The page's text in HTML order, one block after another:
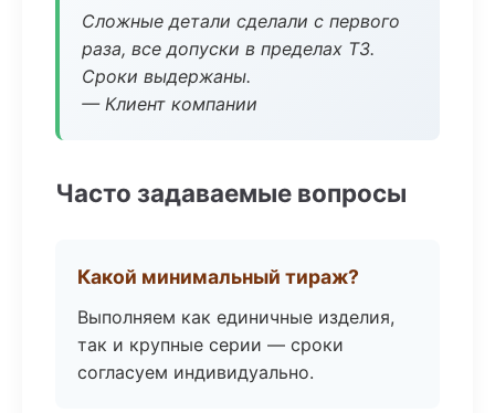
Сложные детали сделали с первого
раза, все допуски в пределах ТЗ.
Сроки выдержаны.
— Клиент компании
Часто задаваемые вопросы
Какой минимальный тираж?
Выполняем как единичные изделия,
так и крупные серии — сроки
согласуем индивидуально.